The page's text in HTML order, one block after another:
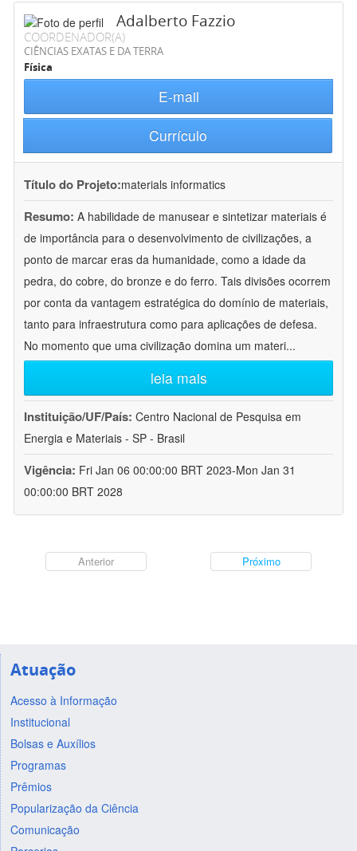
Adalberto Fazzio
COORDENADOR(A)
CIÊNCIAS EXATAS E DA TERRA
Física
E-mail
Currículo
Título do Projeto:materials informatics
Resumo: A habilidade de manusear e sintetizar materiais é
de importância para o desenvolvimento de civilizações, a
ponto de marcar eras da humanidade, como a idade da
pedra, do cobre, do bronze e do ferro. Tais divisões ocorrem
por conta da vantagem estratégica do domínio de materiais,
tanto para infraestrutura como para aplicações de defesa.
No momento que uma civilização domina um materi...
leia mais
Instituição/UF/País: Centro Nacional de Pesquisa em
Energia e Materiais - SP - Brasil
Vigência: Fri Jan 06 00:00:00 BRT 2023-Mon Jan 31
00:00:00 BRT 2028
Anterior Próximo
Atuação
Acesso à Informação
Institucional
Bolsas e Auxílios
Programas
Prêmios
Popularização da Ciência
Comunicação